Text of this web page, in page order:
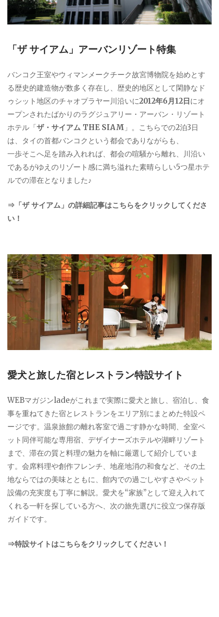
「ザ サイアム」アーバンリゾート特集
バンコク王室やウィマンメークチーク故宮博物院を始めとす
る歴史的建造物が数多く存在し、歴史的地区として閑静なド
ゥシット地区のチャオプラヤー川沿いに2012年6月12日にオ
ープンされたばかりのラグジュアリー・アーバン・リゾート
ホテル「ザ・サイアム THE SIAM 」。こちらでの2泊3日
は、タイの首都バンコクという都会でありながらも、
一歩そこへ足を踏み入れれば、都会の喧騒から離れ、川沿い
であるがゆえのリゾート感に満ち溢れた素晴らしい5つ星ホテ
ルでの滞在となりました♪
⇒「ザ サイアム」の詳細記事はこちらをクリックしてくださ
い！
愛犬と旅した宿とレストラン特設サイト
WEBマガジンladeがこれまで実際に愛犬と旅し、宿泊し、食
事を重ねてきた宿とレストランをエリア別にまとめた特設ペ
ージです。温泉旅館の離れ客室で過ごす静かな時間、全室ペ
ット同伴可能な専用宿、デザイナーズホテルや湖畔リゾート
まで、滞在の質と料理の魅力を軸に厳選して紹介していま
す。会席料理や創作フレンチ、地産地消の和食など、その土
地ならではの美味とともに、館内での過ごしやすさやペット
設備の充実度も丁寧に解説。愛犬を“家族”として迎え入れて
くれる一軒を探している方へ、次の旅先選びに役立つ保存版
ガイドです。
⇒特設サイトはこちらをクリックしてください！